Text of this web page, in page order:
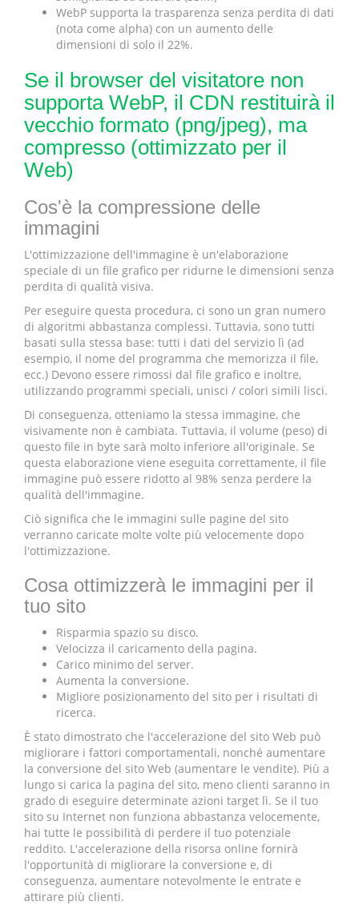
WebP supporta la trasparenza senza perdita di dati
(nota come alpha) con un aumento delle
dimensioni di solo il 22%.
Se il browser del visitatore non
supporta WebP, il CDN restituirà il
vecchio formato (png/jpeg), ma
compresso (ottimizzato per il
Web)
Cos'è la compressione delle
immagini
L'ottimizzazione dell'immagine è un'elaborazione
speciale di un file grafico per ridurne le dimensioni senza
perdita di qualità visiva.
Per eseguire questa procedura, ci sono un gran numero
di algoritmi abbastanza complessi. Tuttavia, sono tutti
basati sulla stessa base: tutti i dati del servizio lì (ad
esempio, il nome del programma che memorizza il file,
ecc.) Devono essere rimossi dal file grafico e inoltre,
utilizzando programmi speciali, unisci / colori simili lisci.
Di conseguenza, otteniamo la stessa immagine, che
visivamente non è cambiata. Tuttavia, il volume (peso) di
questo file in byte sarà molto inferiore all'originale. Se
questa elaborazione viene eseguita correttamente, il file
immagine può essere ridotto al 98% senza perdere la
qualità dell'immagine.
Ciò significa che le immagini sulle pagine del sito
verranno caricate molte volte più velocemente dopo
l'ottimizzazione.
Cosa ottimizzerà le immagini per il
tuo sito
Risparmia spazio su disco.
Velocizza il caricamento della pagina.
Carico minimo del server.
Aumenta la conversione.
Migliore posizionamento del sito per i risultati di
ricerca.
È stato dimostrato che l'accelerazione del sito Web può
migliorare i fattori comportamentali, nonché aumentare
la conversione del sito Web (aumentare le vendite). Più a
lungo si carica la pagina del sito, meno clienti saranno in
grado di eseguire determinate azioni target lì. Se il tuo
sito su Internet non funziona abbastanza velocemente,
hai tutte le possibilità di perdere il tuo potenziale
reddito. L'accelerazione della risorsa online fornirà
l'opportunità di migliorare la conversione e, di
conseguenza, aumentare notevolmente le entrate e
attirare più clienti.